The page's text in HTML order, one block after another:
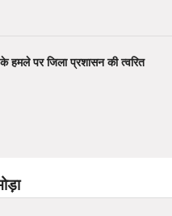
हमले पर जिला प्रशासन की त्वरित